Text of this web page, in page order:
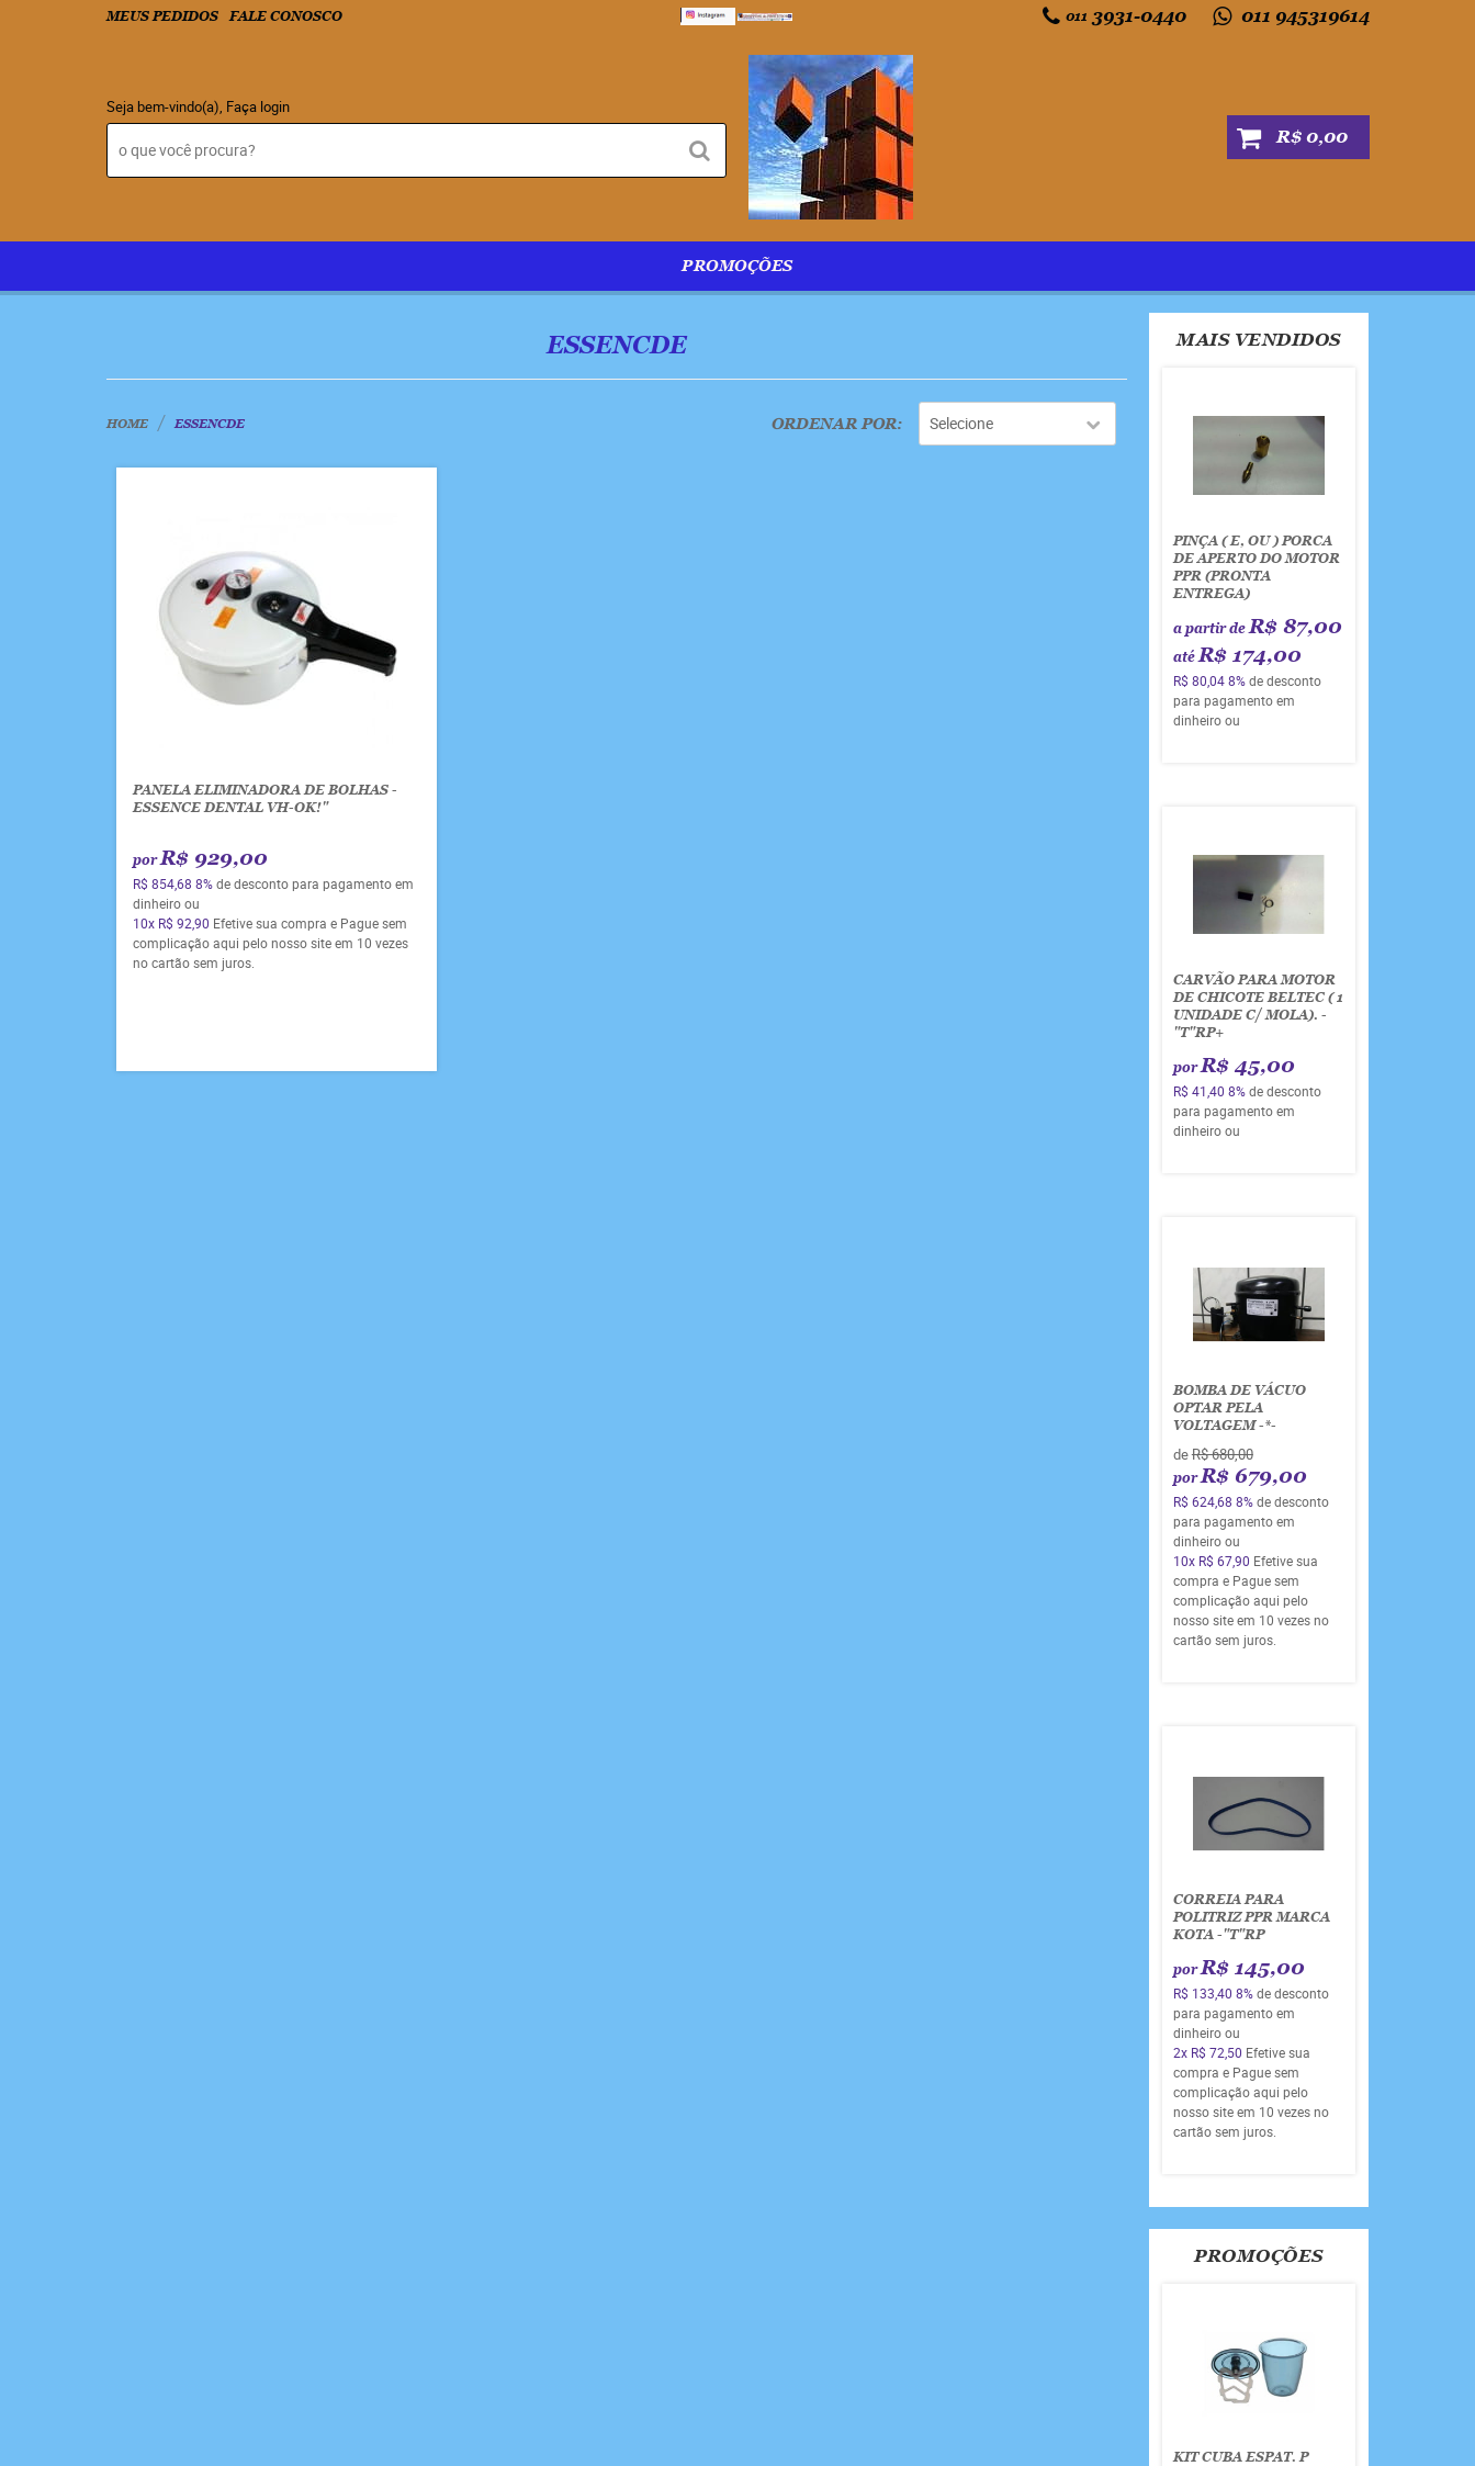
MEUS PEDIDOS FALE CONOSCO 011 3931-0440 011 945319614
Seja bem-vindo(a), Faça login
R$ 0,00
PROMOÇÕES
ESSENCDE
HOME ESSENCDE ORDENAR POR Selecione
PANELA ELIMINADORA DE BOLHAS -
ESSENCE DENTAL VH-OK!"
por R$ 929,00
R$ 854,68 8%de desconto para pagamento em
dinheiro ou
10x R$ 92,90 Efetive sua compra e Pague sem
complicação aqui pelo nosso site em 10 vezes
no cartão sem juros.
MAIS VENDIDOS
PINÇA ( E, OU ) PORCA
DE APERTO DO MOTOR
PPR (PRONTA
ENTREGA)
a partir de R$ 87,00
até R$ 174,00
R$ 80,04 8%de desconto
para pagamento em
dinheiro ou
CARVÃO PARA MOTOR
DE CHICOTE BELTEC ( 1
UNIDADE C/ MOLA). -
"T"RP+
por R$ 45,00
R$ 41,40 8%de desconto
para pagamento em
dinheiro ou
BOMBA DE VÁCUO
OPTAR PELA
VOLTAGEM -*-
deR$ 680,00
por R$ 679,00
R$ 624,68 8%de desconto
para pagamento em
dinheiro ou
10x R$ 67,90 Efetive sua
compra e Pague sem
complicação aqui pelo
nosso site em 10 vezes no
cartão sem juros.
CORREIA PARA
POLITRIZ PPR MARCA
KOTA -"T"RP
por R$ 145,00
R$ 133,40 8%de desconto
para pagamento em
dinheiro ou
2x R$ 72,50 Efetive sua
compra e Pague sem
complicação aqui pelo
nosso site em 10 vezes no
cartão sem juros.
PROMOÇÕES
KIT CUBA ESPAT. P